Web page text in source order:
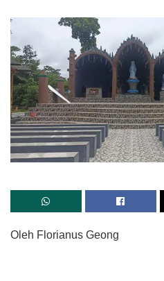
Oleh Florianus Geong